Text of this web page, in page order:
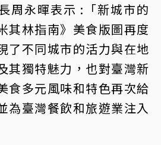
周永暉表示 :「新城市的
其林指南》美食版圖再度
了不同城市的活力與在地
其獨特魅力，也對臺灣新
食多元風味和特色再次給
為臺灣餐飲和旅遊業注入